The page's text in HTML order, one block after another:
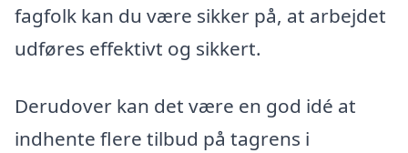
fagfolk kan du være sikker på, at arbejdet
udføres effektivt og sikkert.
Derudover kan det være en god idé at
indhente flere tilbud på tagrens i